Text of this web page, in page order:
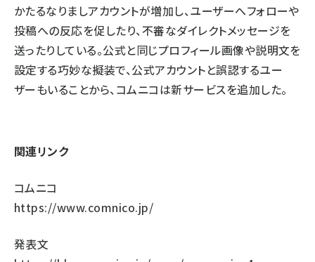
かたるなりましアカウントが増加し、ユーザーへフォローや
投稿への反応を促したり、不審なダイレクトメッセージを
送ったりしている。公式と同じプロフィール画像や説明文を
設定する巧妙な擬装で、公式アカウントと誤認するユー
ザーもいることから、コムニコは新サービスを追加した。
関連リンク
コムニコ
https://www.comnico.jp/
発表文